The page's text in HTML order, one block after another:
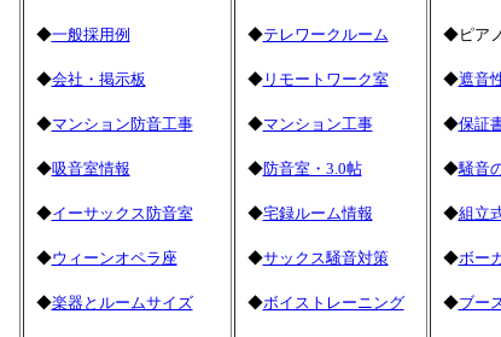
◆一般採用例
◆会社・掲示板
◆マンション防音工事
◆吸音室情報
◆イーサックス防音室
◆ウィーンオペラ座
◆楽器とルームサイズ
◆テレワークルーム
◆リモートワーク室
◆マンション工事
◆防音室・3.0帖
◆宅録ルーム情報
◆サックス騒音対策
◆ボイストレーニング
◆ピア
◆遮音
◆保証
◆騒音
◆組立
◆ボー
◆ブー